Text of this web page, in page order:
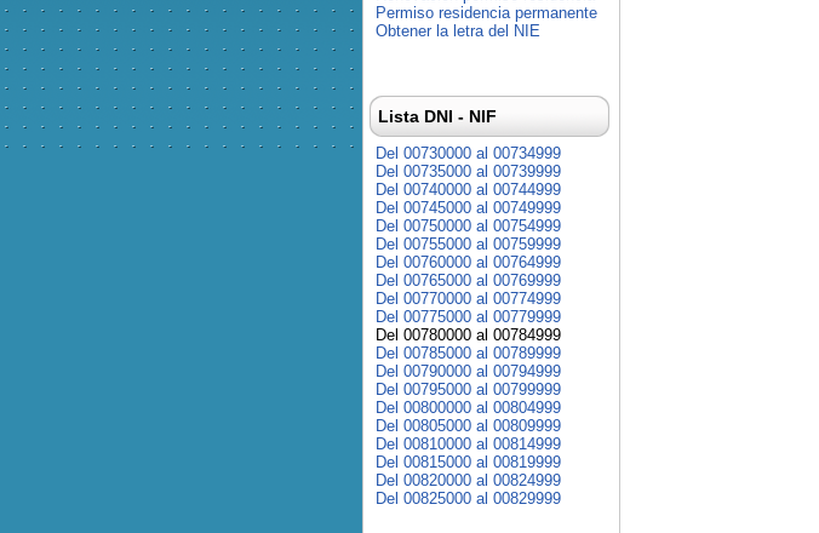
Permiso residencia permanente
Obtener la letra del NIE
Lista DNI - NIF
Del 00730000 al 00734999
Del 00735000 al 00739999
Del 00740000 al 00744999
Del 00745000 al 00749999
Del 00750000 al 00754999
Del 00755000 al 00759999
Del 00760000 al 00764999
Del 00765000 al 00769999
Del 00770000 al 00774999
Del 00775000 al 00779999
Del 00780000 al 00784999
Del 00785000 al 00789999
Del 00790000 al 00794999
Del 00795000 al 00799999
Del 00800000 al 00804999
Del 00805000 al 00809999
Del 00810000 al 00814999
Del 00815000 al 00819999
Del 00820000 al 00824999
Del 00825000 al 00829999